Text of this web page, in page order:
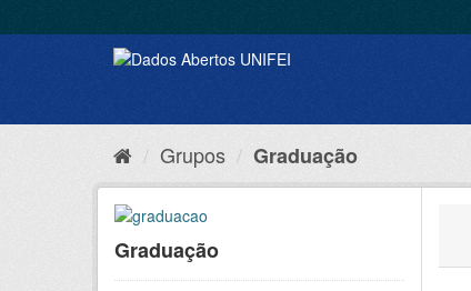
Grupos Graduação
Graduação